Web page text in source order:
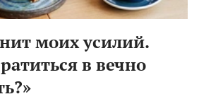
моих усилий.
в вечно